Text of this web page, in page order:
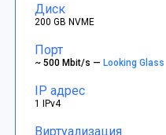
Диск
200 GB NVME
Порт
~ 500 Mbit/s —Looking Glass
IP адрес
1 IPv4
Виртуализация